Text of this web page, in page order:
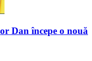
Dan începe o nouă